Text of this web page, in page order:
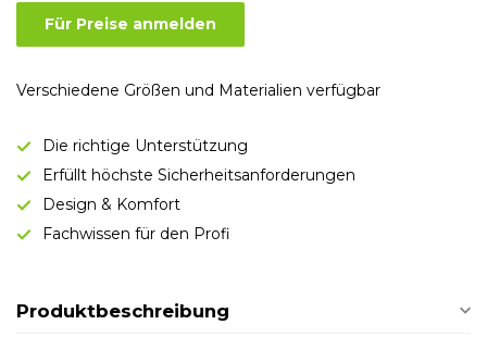
Für Preise anmelden
Verschiedene Größen und Materialien verfügbar
Die richtige Unterstützung
Erfüllt höchste Sicherheitsanforderungen
Design & Komfort
Fachwissen für den Profi
Produktbeschreibung